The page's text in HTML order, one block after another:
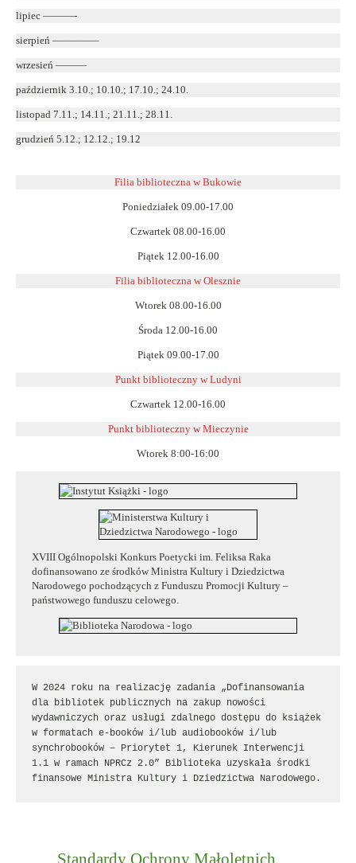
lipiec ———-
sierpień ————–
wrzesień ———
październik 3.10.; 10.10.; 17.10.; 24.10.
listopad 7.11.; 14.11.; 21.11.; 28.11.
grudzień 5.12.; 12.12.; 19.12
Filia biblioteczna w Bukowie
Poniedziałek 09.00-17.00
Czwartek 08.00-16.00
Piątek 12.00-16.00
Filia biblioteczna w Olesznie
Wtorek 08.00-16.00
Środa 12.00-16.00
Piątek 09.00-17.00
Punkt biblioteczny w Ludyni
Czwartek 12.00-16.00
Punkt biblioteczny w Mieczynie
Wtorek 8:00-16:00
XVIII Ogólnopolski Konkurs Poetycki im. Feliksa Raka
dofinansowano ze środków Ministra Kultury i Dziedzictwa
Narodowego pochodzących z Funduszu Promocji Kultury –
państwowego funduszu celowego.
W 2024 roku na realizację zadania „Dofinansowania
dla bibliotek publicznych na zakup nowości
wydawniczych oraz usługi zdalnego dostępu do książek
w formatach e-booków i/lub audiobooków i/lub
synchrobooków – Priorytet 1, Kierunek Interwencji
1.1 w ramach NPRCz 2.0” Biblioteka uzyskała środki
finansowe Ministra Kultury i Dziedzictwa Narodowego.